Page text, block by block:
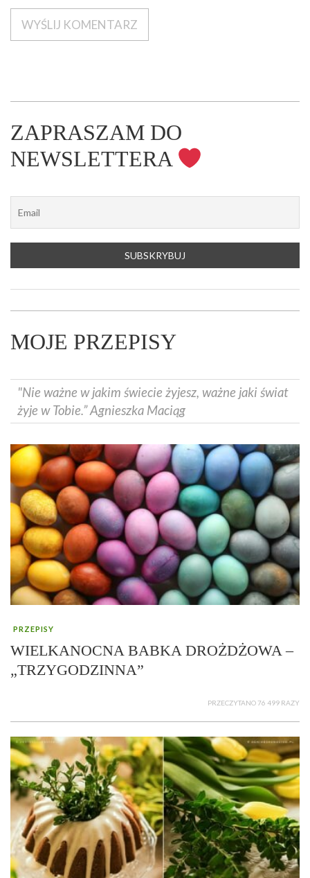
ZAPRASZAM DO
NEWSLETTERA
MOJE PRZEPISY
"Nie ważne w jakim świecie żyjesz, ważne jaki świat
żyje w Tobie.” Agnieszka Maciąg
PRZEPISY
WIELKANOCNA BABKA DROŻDŻOWA –
„TRZYGODZINNA”
PRZECZYTANO 76 499 RAZY